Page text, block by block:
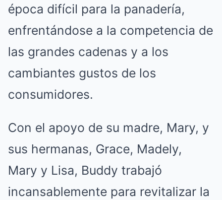
época difícil para la panadería,
enfrentándose a la competencia de
las grandes cadenas y a los
cambiantes gustos de los
consumidores.
Con el apoyo de su madre, Mary, y
sus hermanas, Grace, Madely,
Mary y Lisa, Buddy trabajó
incansablemente para revitalizar la